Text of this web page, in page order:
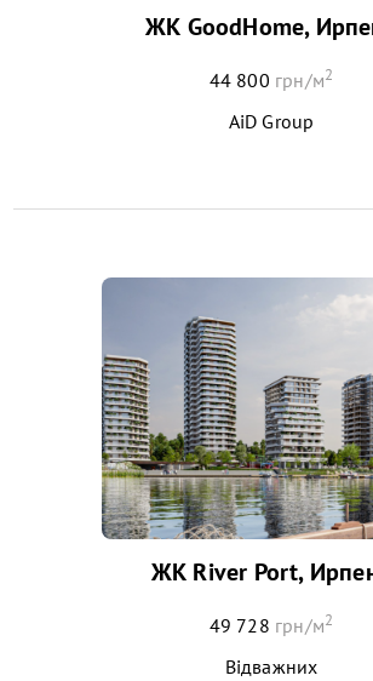
ЖК GoodHome,
44 800 грн/м2
AiD Group
ЖК River Port,
49 728 грн/м2
Відважних